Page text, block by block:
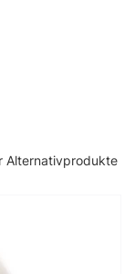
Alternativprodukte